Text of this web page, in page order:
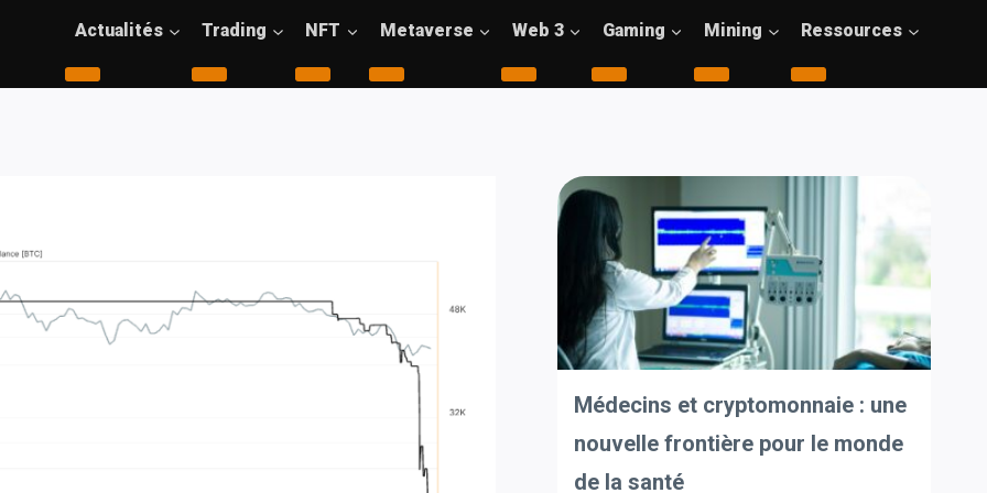
Actualités Trading NFT Metaverse Web 3 Gaming Mining Ressources
Médecins et cryptomonnaie : une
nouvelle frontière pour le monde
de la santé